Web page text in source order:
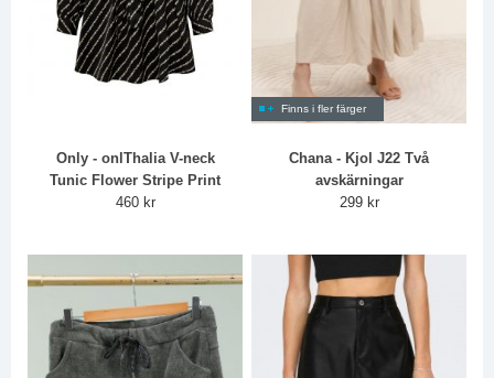
Only - onlThalia V-neck
Tunic Flower Stripe Print
460 kr
Finns i fler färger
Chana - Kjol J22 Två
avskärningar
299 kr